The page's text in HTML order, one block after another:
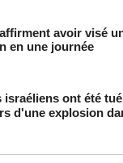
avoir visé
en une journée
israéliens ont été
d'une explosion